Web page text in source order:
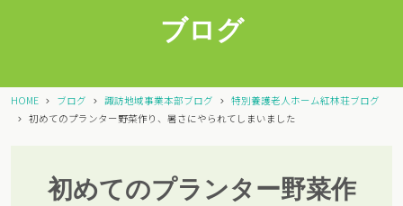
ブログ
HOME ブログ 諏訪地域事業本部ブログ
特別養護老人ホーム紅林荘ブログ
初めてのプランター野菜作り、暑さにやられてしまいました
初めてのプランター野菜作